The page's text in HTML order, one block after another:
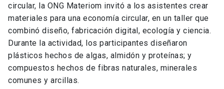
Con una mirada interactiva en la tendencia de economía
circular, la ONG Materiom invitó a los asistentes crear
materiales para una economía circular, en un taller que
combinó diseño, fabricación digital, ecología y ciencia.
Durante la actividad, los participantes diseñaron
plásticos hechos de algas, almidón y proteínas; y
compuestos hechos de fibras naturales, minerales